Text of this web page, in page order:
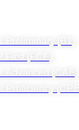
Preliminary (B1)
First (FCE)
Advanced (CAE)
Proficiency (CPE)